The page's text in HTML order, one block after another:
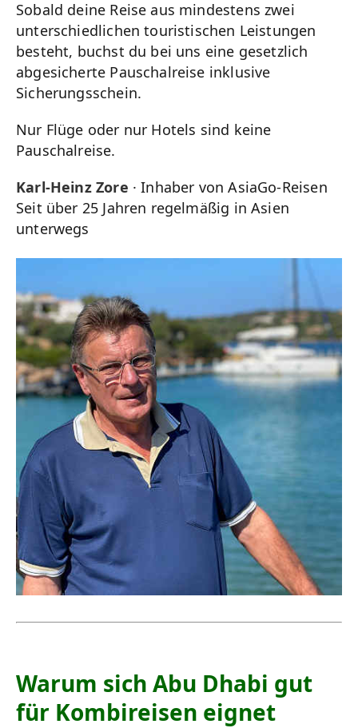
Sobald deine Reise aus mindestens zwei
unterschiedlichen touristischen Leistungen
besteht, buchst du bei uns eine gesetzlich
abgesicherte Pauschalreise inklusive
Sicherungsschein.
Nur Flüge oder nur Hotels sind keine
Pauschalreise.
Karl-Heinz Zore · Inhaber von AsiaGo-Reisen
Seit über 25 Jahren regelmäßig in Asien
unterwegs
Warum sich Abu Dhabi gut
für Kombireisen eignet